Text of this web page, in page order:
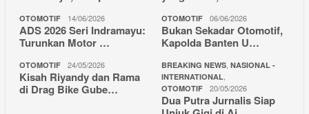
OTOMOTIF 14/06/2026
ADS 2026 Seri Indramayu:
Turunkan Motor …
OTOMOTIF 06/06/2026
Bukan Sekadar Otomotif,
Kapolda Banten U…
OTOMOTIF 24/05/2026
Kisah Riyandy dan Rama
di Drag Bike Gube…
BREAKING NEWS, NASIONAL -
INTERNATIONAL,
OTOMOTIF 20/05/2026
Dua Putra Jurnalis Siap